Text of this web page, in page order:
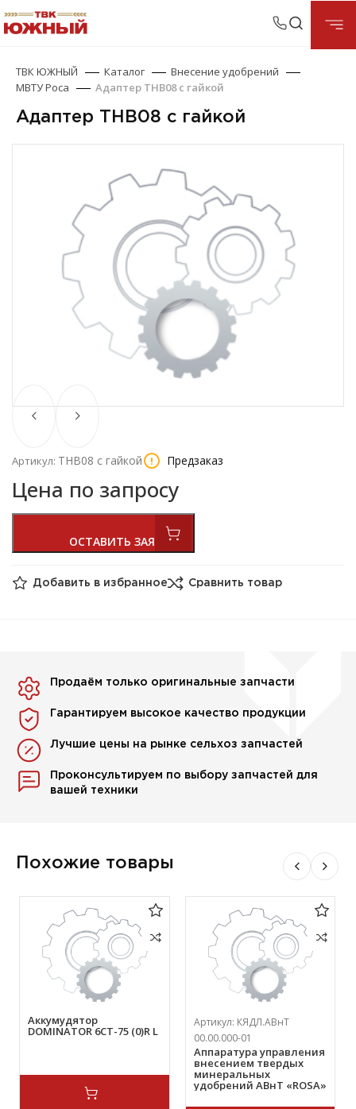
ТВК ЮЖНЫЙ Каталог
Внесение удобрений
МВТУ Роса
Адаптер ТНВ08 с гайкой
Адаптер ТНВ08 с гайкой
Артикул: ТНВ08 с гайкой Предзаказ
Цена по запросу
Добавить в избранное Сравнить товар
Продаём только оригинальные запчасти
Гарантируем высокое качество продукции
Лучшие цены на рынке сельхоз запчастей
Проконсультируем по выбору запчастей для
вашей техники
Похожие товары
Аккумудятор
DOMINATOR 6СТ-75 (0)R L
Артикул: КЯДЛ.АВнТ
00.00.000-01
Аппаратура управления
внесением твердых
минеральных
удобрений ABнТ «ROSA»